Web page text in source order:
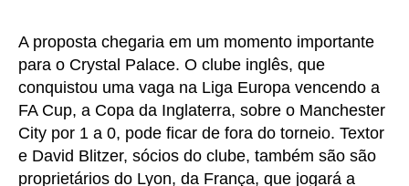
A proposta chegaria em um momento importante
para o Crystal Palace. O clube inglês, que
conquistou uma vaga na Liga Europa vencendo a
FA Cup, a Copa da Inglaterra, sobre o Manchester
City por 1 a 0, pode ficar de fora do torneio. Textor
e David Blitzer, sócios do clube, também são são
proprietários do Lyon, da França, que jogará a